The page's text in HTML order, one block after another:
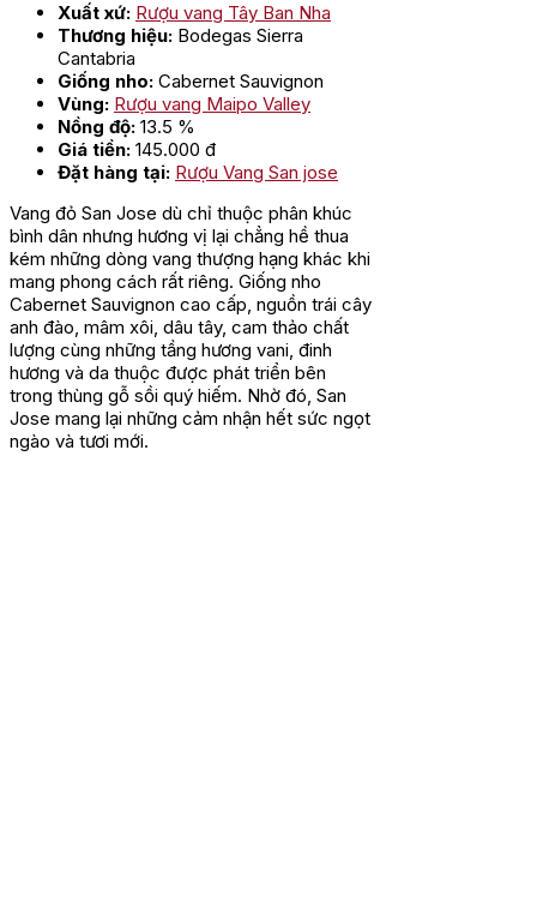
Xuất xứ: Rượu vang Tây Ban Nha
Thương hiệu: Bodegas Sierra
Cantabria
Giống nho: Cabernet Sauvignon
Vùng: Rượu vang Maipo Valley
Nồng độ: 13.5 %
Giá tiền: 145.000 đ
Đặt hàng tại: Rượu Vang San jose
Vang đỏ San Jose dù chỉ thuộc phân khúc
bình dân nhưng hương vị lại chẳng hề thua
kém những dòng vang thượng hạng khác khi
mang phong cách rất riêng. Giống nho
Cabernet Sauvignon cao cấp, nguồn trái cây
anh đào, mâm xôi, dâu tây, cam thảo chất
lượng cùng những tầng hương vani, đinh
hương và da thuộc được phát triển bên
trong thùng gỗ sồi quý hiếm. Nhờ đó, San
Jose mang lại những cảm nhận hết sức ngọt
ngào và tươi mới.